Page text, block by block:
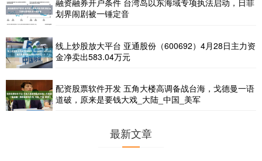
融资融券开户条件 台湾岛以东海域专项执法启动，日菲
划界闹剧被一锤定音
线上炒股放大平台 亚通股份（600692）4月28日主力资
金净卖出583.04万元
配资股票软件开发 五角大楼高调备战台海，戈德曼一语
道破，原来是要钱大戏_大陆_中国_美军
最新文章